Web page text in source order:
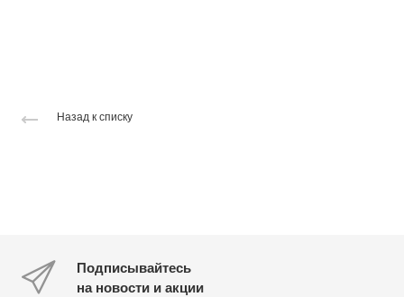
Назад к списку
Подписывайтесь
на новости и акции